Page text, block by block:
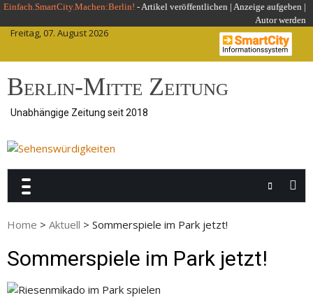
Skip
content
Einfach.SmartCity.Machen:Berlin! -Artikel veröffentlichen | Anzeige aufgeben |
Autor werden
Freitag, 07. August 2026
Berlin-Mitte Zeitung
Unabhängige Zeitung seit 2018
Home > Aktuell > Sommerspiele im Park jetzt!
Sommerspiele im Park jetzt!